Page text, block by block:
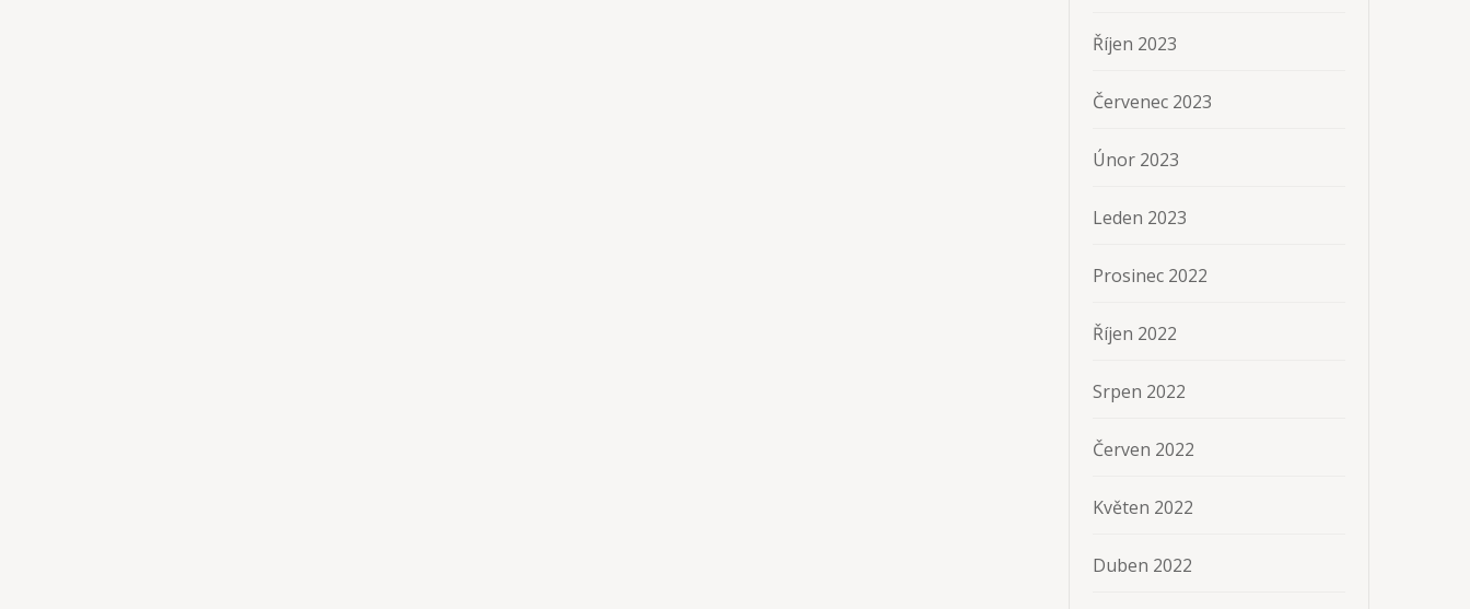
Říjen 2023
Červenec 2023
Únor 2023
Leden 2023
Prosinec 2022
Říjen 2022
Srpen 2022
Červen 2022
Květen 2022
Duben 2022